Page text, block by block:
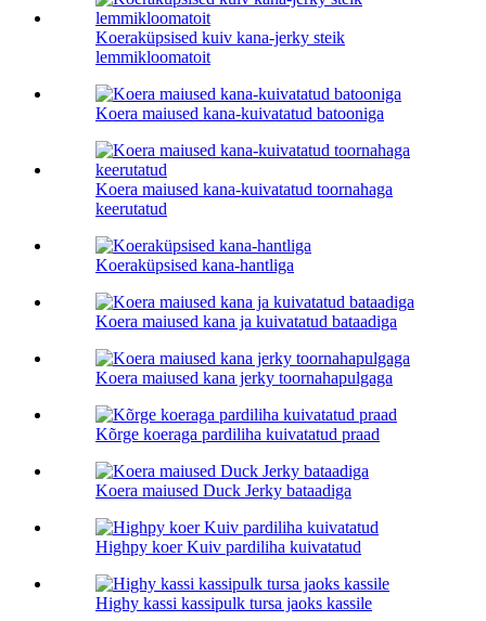
Koeraküpsised kuiv kana-jerky steik
lemmikloomatoit
Koera maiused kana-kuivatatud batooniga
Koera maiused kana-kuivatatud toornahaga
keerutatud
Koeraküpsised kana-hantliga
Koera maiused kana ja kuivatatud bataadiga
Koera maiused kana jerky toornahapulgaga
Kõrge koeraga pardiliha kuivatatud praad
Koera maiused Duck Jerky bataadiga
Highpy koer Kuiv pardiliha kuivatatud
Highy kassi kassipulk tursa jaoks kassile